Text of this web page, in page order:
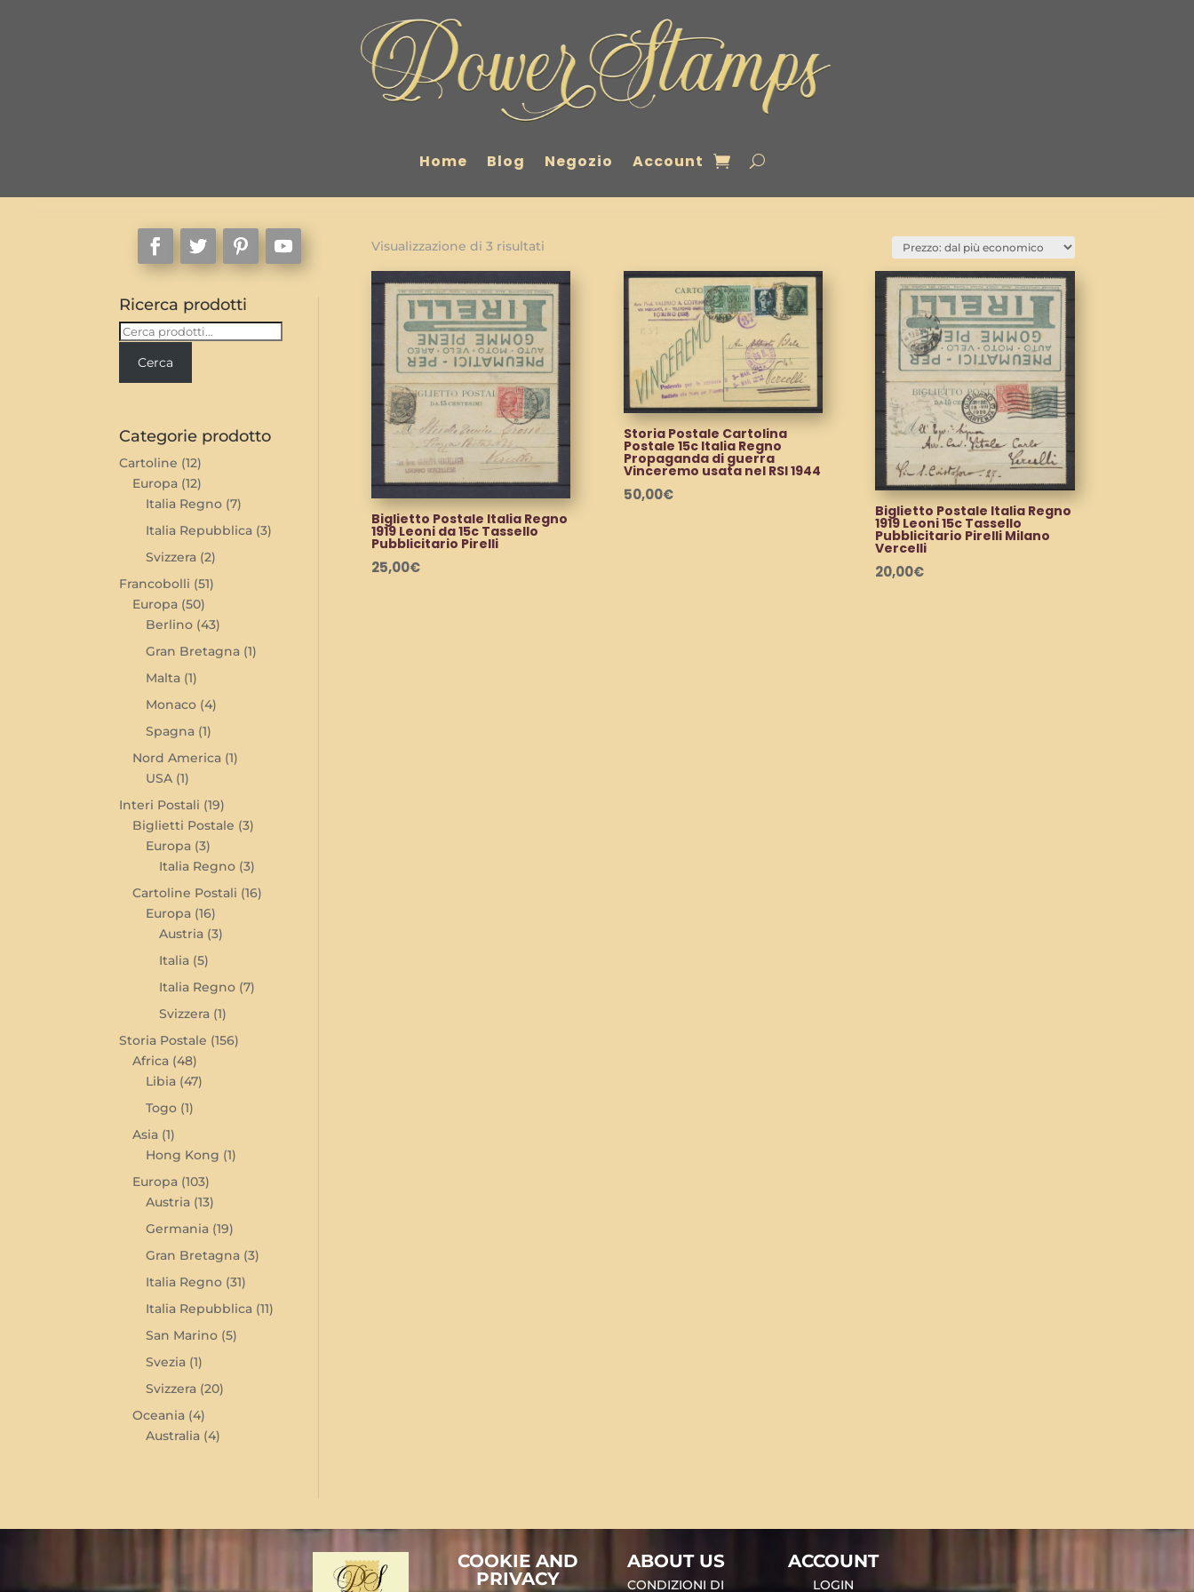
Home Blog Negozio Account
Ricerca prodotti
Cerca:
Cerca
Categorie prodotto
Cartoline (12)
Europa (12)
Italia Regno (7)
Italia Repubblica (3)
Svizzera (2)
Francobolli (51)
Europa (50)
Berlino (43)
Gran Bretagna (1)
Malta (1)
Monaco (4)
Spagna (1)
Nord America (1)
USA (1)
Interi Postali (19)
Biglietti Postale (3)
Europa (3)
Italia Regno (3)
Cartoline Postali (16)
Europa (16)
Austria (3)
Italia (5)
Italia Regno (7)
Svizzera (1)
Storia Postale (156)
Africa (48)
Libia (47)
Togo (1)
Asia (1)
Hong Kong (1)
Europa (103)
Austria (13)
Germania (19)
Gran Bretagna (3)
Italia Regno (31)
Italia Repubblica (11)
San Marino (5)
Svezia (1)
Svizzera (20)
Oceania (4)
Australia (4)
Visualizzazione di 3 risultati
Biglietto Postale Italia Regno
1919 Leoni da 15c Tassello
Pubblicitario Pirelli
25,00€
Storia Postale Cartolina
Postale 15c Italia Regno
Propaganda di guerra
Vinceremo usata nel RSI 1944
50,00€
Biglietto Postale Italia Regno
1919 Leoni 15c Tassello
Pubblicitario Pirelli Milano
Vercelli
20,00€
COOKIE AND
PRIVACY
ABOUT US
CONDIZIONI DI
ACCOUNT
LOGIN